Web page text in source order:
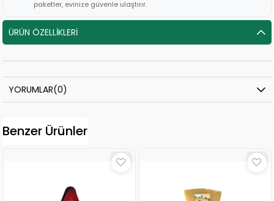
paketler, evinize güvenle ulaştırır.
ÜRÜN ÖZELLIKLERI
YORUMLAR(0)
Benzer Ürünler